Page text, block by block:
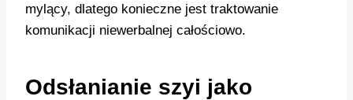
mylący, dlatego konieczne jest traktowanie
komunikacji niewerbalnej całościowo.
Odsłanianie szyi jako